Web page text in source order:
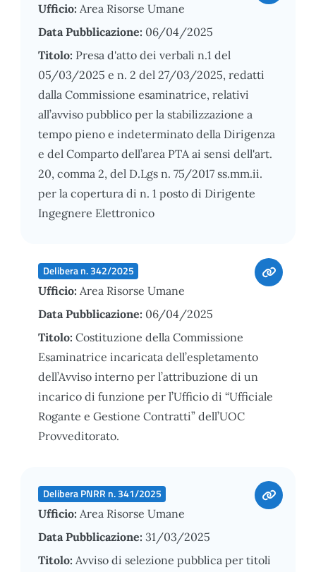
Ufficio: Area Risorse Umane
Data Pubblicazione: 06/04/2025
Titolo: Presa d'atto dei verbali n.1 del
05/03/2025 e n. 2 del 27/03/2025, redatti
dalla Commissione esaminatrice, relativi
all’avviso pubblico per la stabilizzazione a
tempo pieno e indeterminato della Dirigenza
e del Comparto dell’area PTA ai sensi dell'art.
20, comma 2, del D.Lgs n. 75/2017 ss.mm.ii.
per la copertura di n. 1 posto di Dirigente
Ingegnere Elettronico
Delibera n. 342/2025
Ufficio: Area Risorse Umane
Data Pubblicazione: 06/04/2025
Titolo: Costituzione della Commissione
Esaminatrice incaricata dell’espletamento
dell’Avviso interno per l’attribuzione di un
incarico di funzione per l’Ufficio di “Ufficiale
Rogante e Gestione Contratti” dell’UOC
Provveditorato.
Delibera PNRR n. 341/2025
Ufficio: Area Risorse Umane
Data Pubblicazione: 31/03/2025
Titolo: Avviso di selezione pubblica per titoli